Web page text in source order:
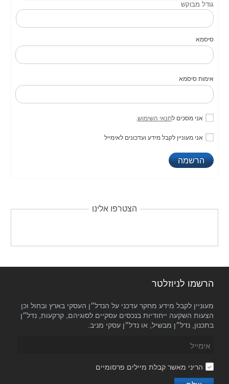
גודל מבוקש
סיסמא
אימות סיסמא
אני מסכים לתנאי השימוש.
אני מעוניין לקבל מידע ועדכונים לאימייל
הצטרפו אלינו
הרשמו לניוזלטר
מעוניין לקבל מידע מחקר עדכני על הנדל״ן העסקי בארץ ובחול וכן
הצעות השקעה ייחודיות בנכסים עסקיים לסוגיהם, קרקעות, נדל״ן
בתכנון, נדל״ן מבשיל, או נדל״ן עסקי מניב.
הריני מאשר קבלת מיילים פרסומיים